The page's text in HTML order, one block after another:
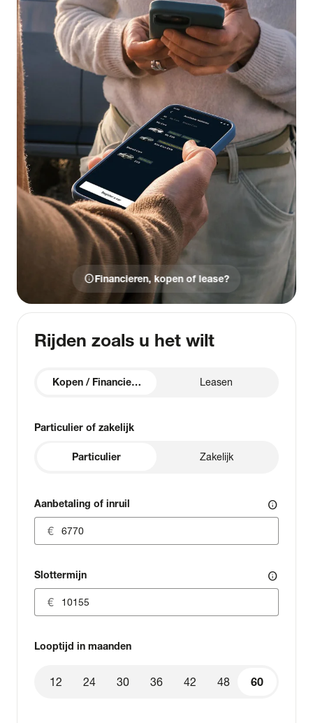
infoFinancieren, kopen of lease?
Rijden zoals u het wilt
Kopen / Financieren Leasen
Particulier of zakelijk
Particulier Zakelijk
Aanbetaling of inruil info
Slottermijn info
Looptijd in maanden
60
12 24 30 36 42 48 60